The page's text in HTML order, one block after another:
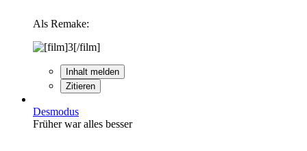
Als Remake:
Inhalt melden
Zitieren
Desmodus
Früher war alles besser